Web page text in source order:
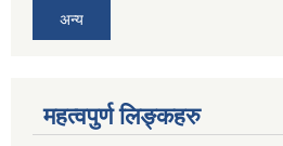
अन्य
महत्वपुर्ण लिङ्कहरु